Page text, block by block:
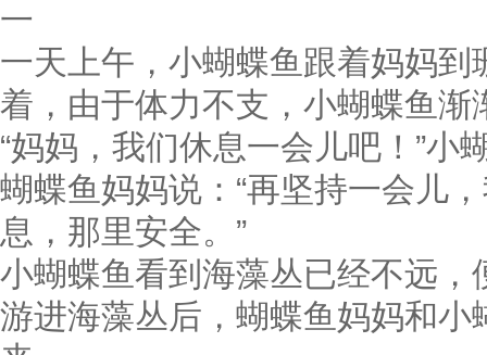
一
一天上午，小蝴蝶鱼跟着妈妈
着，由于体力不支，小蝴蝶鱼渐
“妈妈，我们休息一会儿吧！”小
蝴蝶鱼妈妈说：“再坚持一会儿
息，那里安全。”
小蝴蝶鱼看到海藻丛已经不远，
游进海藻丛后，蝴蝶鱼妈妈和